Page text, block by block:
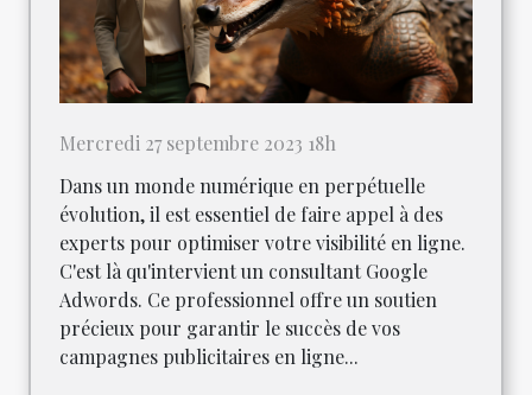
Mercredi 27 septembre 2023 18h
Dans un monde numérique en perpétuelle
évolution, il est essentiel de faire appel à des
experts pour optimiser votre visibilité en ligne.
C'est là qu'intervient un consultant Google
Adwords. Ce professionnel offre un soutien
précieux pour garantir le succès de vos
campagnes publicitaires en ligne...